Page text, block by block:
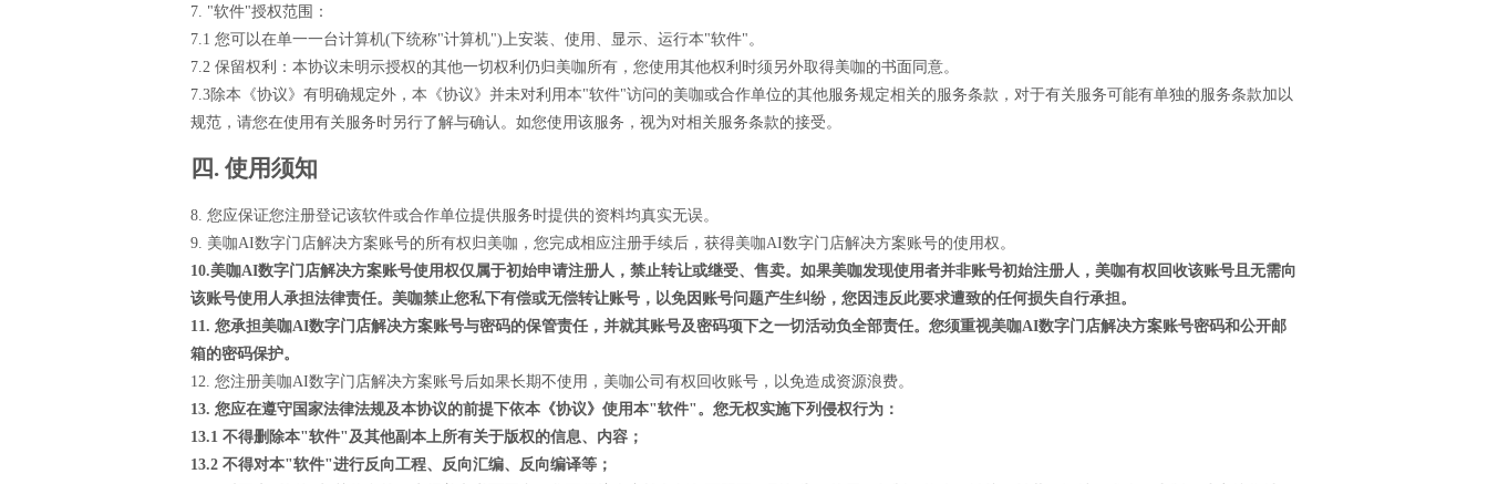
7. "软件"授权范围：
7.1 您可以在单一一台计算机(下统称"计算机")上安装、使用、显示、运行本"软件"。
7.2 保留权利：本协议未明示授权的其他一切权利仍归美咖所有，您使用其他权利时须另外取得美咖的书面同意。
7.3除本《协议》有明确规定外，本《协议》并未对利用本"软件"访问的美咖或合作单位的其他服务规定相关的服务条款，对于有关服务可能有单独的服务条款加以
规范，请您在使用有关服务时另行了解与确认。如您使用该服务，视为对相关服务条款的接受。
四. 使用须知
8. 您应保证您注册登记该软件或合作单位提供服务时提供的资料均真实无误。
9. 美咖AI数字门店解决方案账号的所有权归美咖，您完成相应注册手续后，获得美咖AI数字门店解决方案账号的使用权。
10.美咖AI数字门店解决方案账号使用权仅属于初始申请注册人，禁止转让或继受、售卖。如果美咖发现使用者并非账号初始注册人，美咖有权回收该账号且无需向
该账号使用人承担法律责任。美咖禁止您私下有偿或无偿转让账号，以免因账号问题产生纠纷，您因违反此要求遭致的任何损失自行承担。
11. 您承担美咖AI数字门店解决方案账号与密码的保管责任，并就其账号及密码项下之一切活动负全部责任。您须重视美咖AI数字门店解决方案账号密码和公开邮
箱的密码保护。
12. 您注册美咖AI数字门店解决方案账号后如果长期不使用，美咖公司有权回收账号，以免造成资源浪费。
13. 您应在遵守国家法律法规及本协议的前提下依本《协议》使用本"软件"。您无权实施下列侵权行为：
13.1 不得删除本"软件"及其他副本上所有关于版权的信息、内容；
13.2 不得对本"软件"进行反向工程、反向汇编、反向编译等；